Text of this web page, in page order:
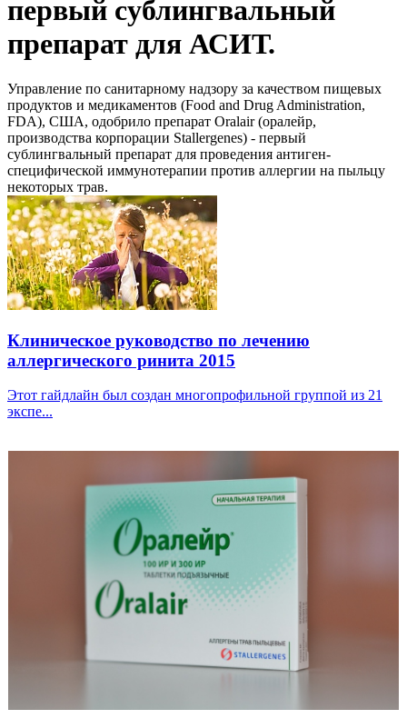
первый сублингвальный
препарат для АСИТ.
Управление по санитарному надзору за качеством пищевых
продуктов и медикаментов (Food and Drug Administration,
FDA), США, одобрило препарат Oralair (оралейр,
производства корпорации Stallergenes) - первый
сублингвальный препарат для проведения антиген-
специфической иммунотерапии против аллергии на пыльцу
некоторых трав.
Клиническое руководство по лечению
аллергического ринита 2015
Этот гайдлайн был создан многопрофильной группой из 21
экспе...